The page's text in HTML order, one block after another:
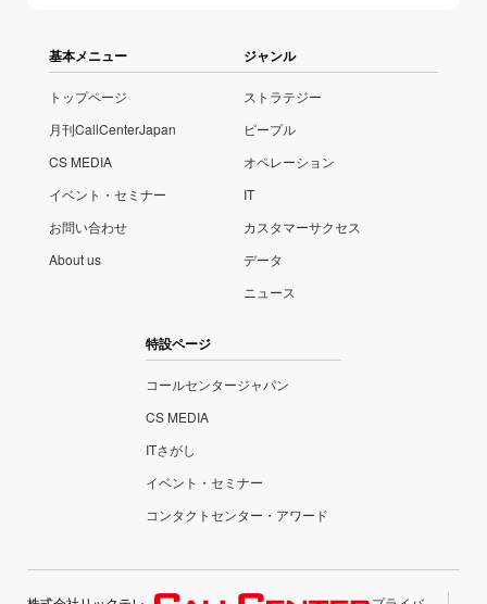
基本メニュー
トップページ
月刊CallCenterJapan
CS MEDIA
イベント・セミナー
お問い合わせ
About us
ジャンル
ストラテジー
ピープル
オペレーション
IT
カスタマーサクセス
データ
ニュース
特設ページ
コールセンタージャパン
CS MEDIA
ITさがし
イベント・セミナー
コンタクトセンター・アワード